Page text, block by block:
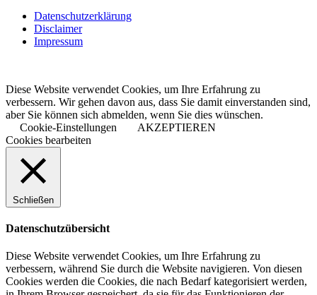
Datenschutzerklärung
Disclaimer
Impressum
Diese Website verwendet Cookies, um Ihre Erfahrung zu
verbessern. Wir gehen davon aus, dass Sie damit einverstanden sind,
aber Sie können sich abmelden, wenn Sie dies wünschen.
Cookie-Einstellungen
AKZEPTIEREN
Cookies bearbeiten
Schließen
Datenschutzübersicht
Diese Website verwendet Cookies, um Ihre Erfahrung zu
verbessern, während Sie durch die Website navigieren. Von diesen
Cookies werden die Cookies, die nach Bedarf kategorisiert werden,